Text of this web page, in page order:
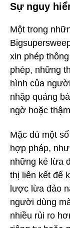
Sự nguy
Một trong
xin phép
phép, những
hình của
nhập quảng
ngờ hoặc
Mặc dù một
hợp pháp,
những kẻ lừa
thị liên kết để
lược lừa đảo
người dùng
nhiều rủi ro